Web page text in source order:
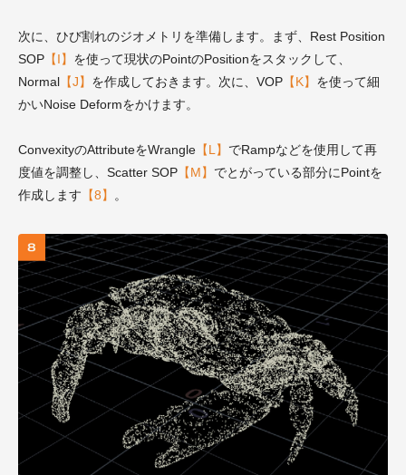
次に、ひび割れのジオメトリを準備します。まず、Rest Position
SOP 【I】 を使って現状のPointのPositionをスタックして、
Normal 【J】 を作成しておきます。次に、VOP 【K】 を使って細
かいNoise Deformをかけます。
ConvexityのAttributeをWrangle 【L】 でRampなどを使用して再
度値を調整し、Scatter SOP 【M】 でとがっている部分にPointを
作成します 【8】 。